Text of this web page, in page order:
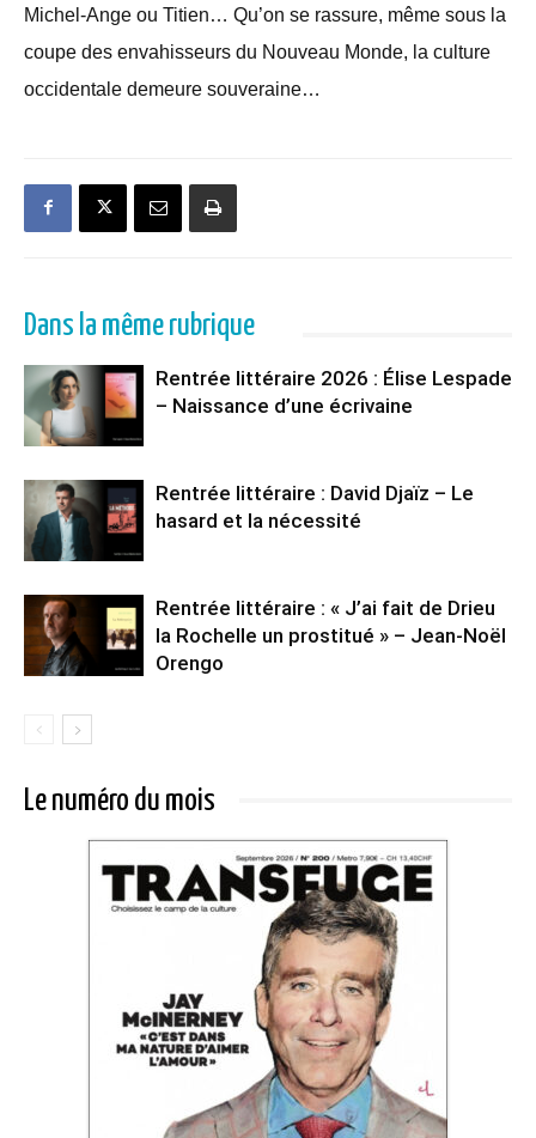
Michel-Ange ou Titien… Qu’on se rassure, même sous la
coupe des envahisseurs du Nouveau Monde, la culture
occidentale demeure souveraine…
Dans la même rubrique
Rentrée littéraire 2026 : Élise Lespade
– Naissance d’une écrivaine
Rentrée littéraire : David Djaïz – Le
hasard et la nécessité
Rentrée littéraire : « J’ai fait de Drieu
la Rochelle un prostitué » – Jean-Noël
Orengo
Le numéro du mois